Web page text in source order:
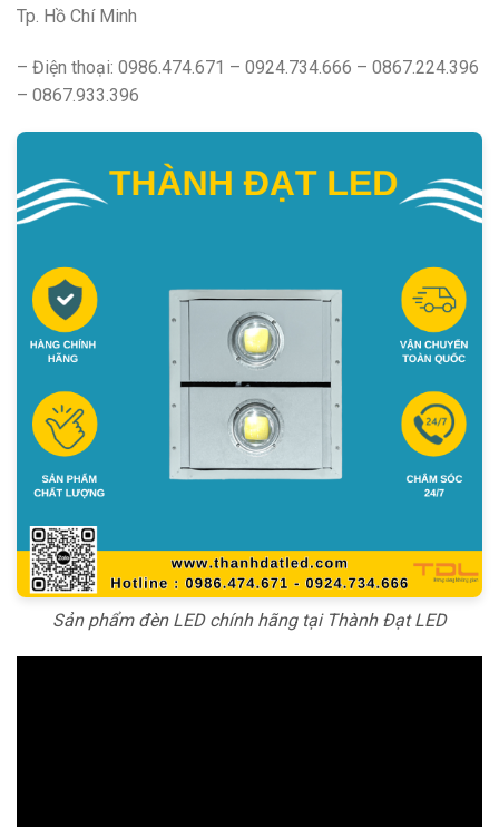
Tp. Hồ Chí Minh
– Điện thoại: 0986.474.671 – 0924.734.666 – 0867.224.396
– 0867.933.396
Sản phẩm đèn LED chính hãng tại Thành Đạt LED